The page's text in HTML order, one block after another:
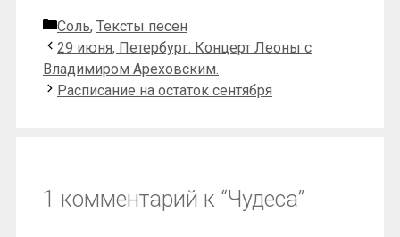
Рубрики
Соль, Тексты песен
29 июня, Петербург. Концерт Леоны с
Владимиром Ареховским.
Расписание на остаток сентября
1 комментарий к “Чудеса”